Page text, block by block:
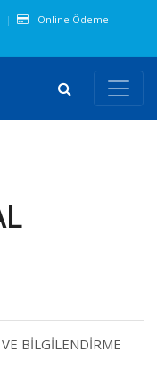
Online Ödeme
BİLGİLENDİRME